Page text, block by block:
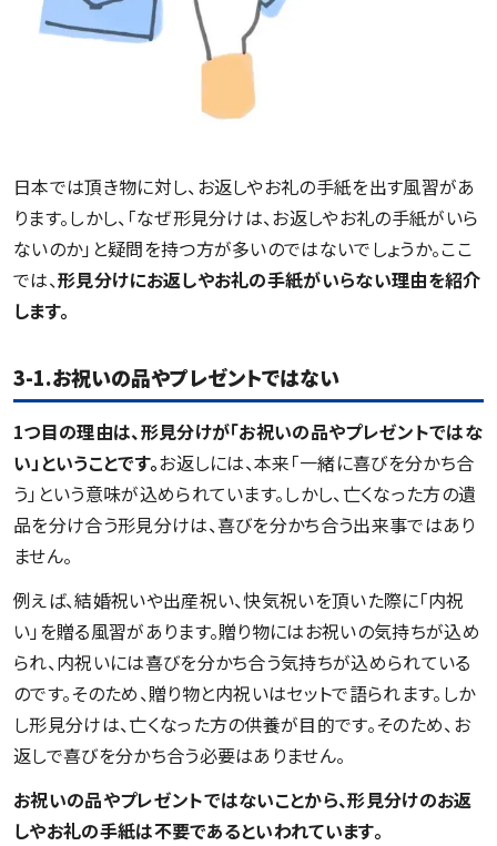
日本では頂き物に対し、お返しやお礼の手紙を出す風習があ
ります。しかし、「なぜ形見分けは、お返しやお礼の手紙がいら
ないのか」と疑問を持つ方が多いのではないでしょうか。ここ
では、形見分けにお返しやお礼の手紙がいらない理由を紹介
します。
3-1.お祝いの品やプレゼントではない
1つ目の理由は、形見分けが「お祝いの品やプレゼントではな
い」ということです。お返しには、本来「一緒に喜びを分かち合
う」という意味が込められています。しかし、亡くなった方の遺
品を分け合う形見分けは、喜びを分かち合う出来事ではあり
ません。
例えば、結婚祝いや出産祝い、快気祝いを頂いた際に「内祝
い」を贈る風習があります。贈り物にはお祝いの気持ちが込め
られ、内祝いには喜びを分かち合う気持ちが込められている
のです。そのため、贈り物と内祝いはセットで語られます。しか
し形見分けは、亡くなった方の供養が目的です。そのため、お
返しで喜びを分かち合う必要はありません。
お祝いの品やプレゼントではないことから、形見分けのお返
しやお礼の手紙は不要であるといわれています。